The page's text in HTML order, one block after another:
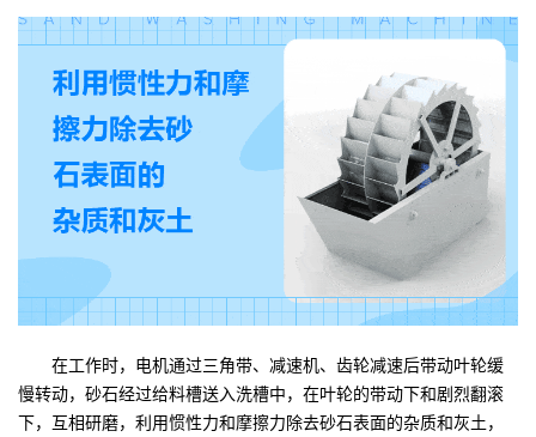
在工作时，电机通过三角带、减速机、齿轮减速后带动叶轮缓
慢转动，砂石经过给料槽送入洗槽中，在叶轮的带动下和剧烈翻滚
下，互相研磨，利用惯性力和摩擦力除去砂石表面的杂质和灰土，